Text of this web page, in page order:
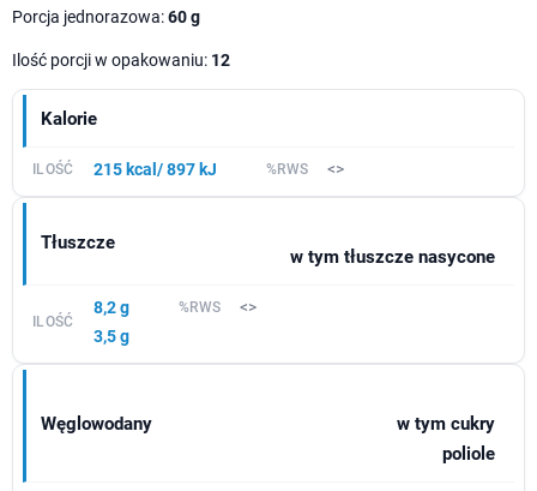
Porcja jednorazowa:60 g
Ilość porcji w opakowaniu: 12
Kalorie
215 kcal/ 897 kJ <>
Tłuszcze
w tym tłuszcze nasycone
8,2 g
3,5 g
<>
Węglowodany
w tym cukry
poliole